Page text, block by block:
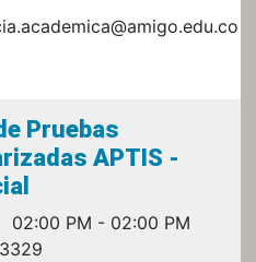
Pruebas
APTIS -
02:00 PM - 02:00 PM